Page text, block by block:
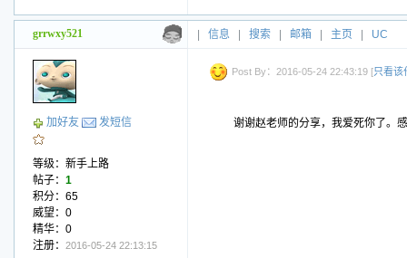
grrwxy521 信息 搜索 邮箱 主页 UC
加好友 发短信
等级：新手上路
帖子： 1
积分：65
威望：0
精华：0
注册： 2016-05-24 22:13:15
Post By：2016-05-24 22:43:19 [只看该
谢谢赵老师的分享，我爱死你了。